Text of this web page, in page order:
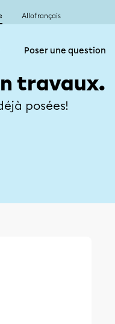
Allofrançais
Poser une question
travaux.
posées!